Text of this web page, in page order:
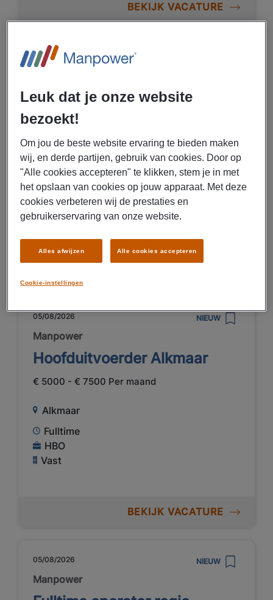
BEKIJK VACATURE
05/08/2026
Uitvoerder voorman afbouw
Alkmaar
€ 3825 - € 6400 Per maand
Alkmaar
Fulltime
MBO
Vast
05/08/2026 NIEUW
Manpower
Hoofduitvoerder Alkmaar
€ 5000 - € 7500 Per maand
Alkmaar
Fulltime
HBO
Vast
BEKIJK VACATURE
05/08/2026 NIEUW
Manpower
Leuk dat je onze website
bezoekt!
Om jou de beste website ervaring te bieden maken
wij, en derde partijen, gebruik van cookies. Door op
"Alle cookies accepteren" te klikken, stem je in met
het opslaan van cookies op jouw apparaat. Met deze
cookies verbeteren wij de prestaties en
gebruikerservaring van onze website.
Cookie-instellingen
Alles afwijzen Alle cookies accepteren